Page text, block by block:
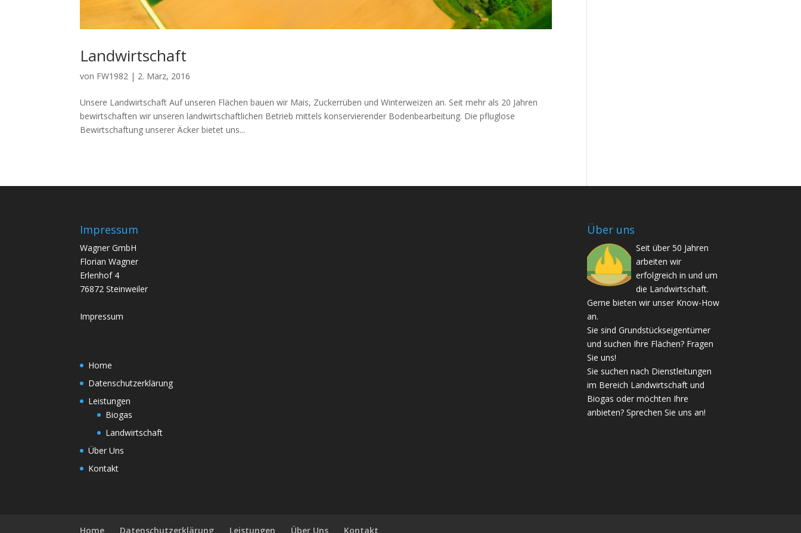
Landwirtschaft
von FW1982 | 2. März, 2016
Unsere Landwirtschaft Auf unseren Flächen bauen wir Mais, Zuckerrüben und Winterweizen an. Seit mehr als 20 Jahren
bewirtschaften wir unseren landwirtschaftlichen Betrieb mittels konservierender Bodenbearbeitung. Die pfluglose
Bewirtschaftung unserer Äcker bietet uns...
Impressum
Wagner GmbH
Florian Wagner
Erlenhof 4
76872 Steinweiler
Impressum
Home
Datenschutzerklärung
Leistungen
Biogas
Landwirtschaft
Über Uns
Kontakt
Über uns
Seit über 50 Jahren
arbeiten wir
erfolgreich in und um
die Landwirtschaft.
Gerne bieten wir unser Know-How
an.
Sie sind Grundstückseigentümer
und suchen Ihre Flächen? Fragen
Sie uns!
Sie suchen nach Dienstleitungen
im Bereich Landwirtschaft und
Biogas oder möchten Ihre
anbieten? Sprechen Sie uns an!
Home Datenschutzerklärung Leistungen Über Uns Kontakt